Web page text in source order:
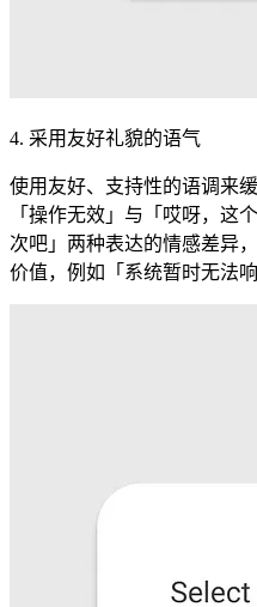
4. 采用友好礼貌的语气
使用友好、支持性的语调来
「操作无效」与「哎呀，
次吧」两种表达的情感差异
价值，例如「系统暂时无法